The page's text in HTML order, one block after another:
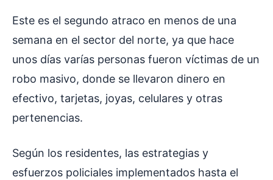
Este es el segundo atraco en menos de una
semana en el sector del norte, ya que hace
unos días varías personas fueron víctimas de un
robo masivo, donde se llevaron dinero en
efectivo, tarjetas, joyas, celulares y otras
pertenencias.
Según los residentes, las estrategias y
esfuerzos policiales implementados hasta el